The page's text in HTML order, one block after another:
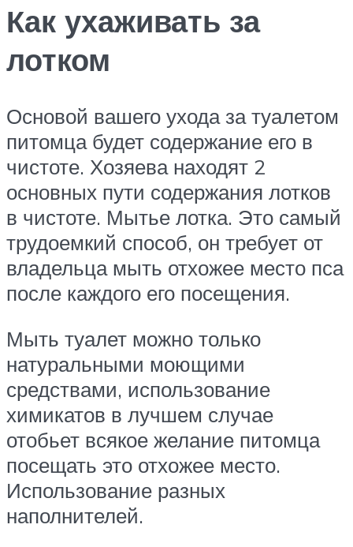
Как ухаживать за
лотком
Основой вашего ухода за туалетом
питомца будет содержание его в
чистоте. Хозяева находят 2
основных пути содержания лотков
в чистоте. Мытье лотка. Это самый
трудоемкий способ, он требует от
владельца мыть отхожее место пса
после каждого его посещения.
Мыть туалет можно только
натуральными моющими
средствами, использование
химикатов в лучшем случае
отобьет всякое желание питомца
посещать это отхожее место.
Использование разных
наполнителей.